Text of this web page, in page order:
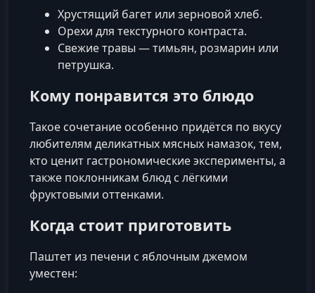
Хрустящий багет или зерновой хлеб.
Орехи для текстурного контраста.
Свежие травы — тимьян, розмарин или
петрушка.
Кому понравится это блюдо
Такое сочетание особенно придётся по вкусу
любителям деликатных мясных намазок, тем,
кто ценит гастрономические эксперименты, а
также поклонникам блюд с лёгкими
фруктовыми оттенками.
Когда стоит приготовить
Паштет из печени с яблочным джемом
уместен: